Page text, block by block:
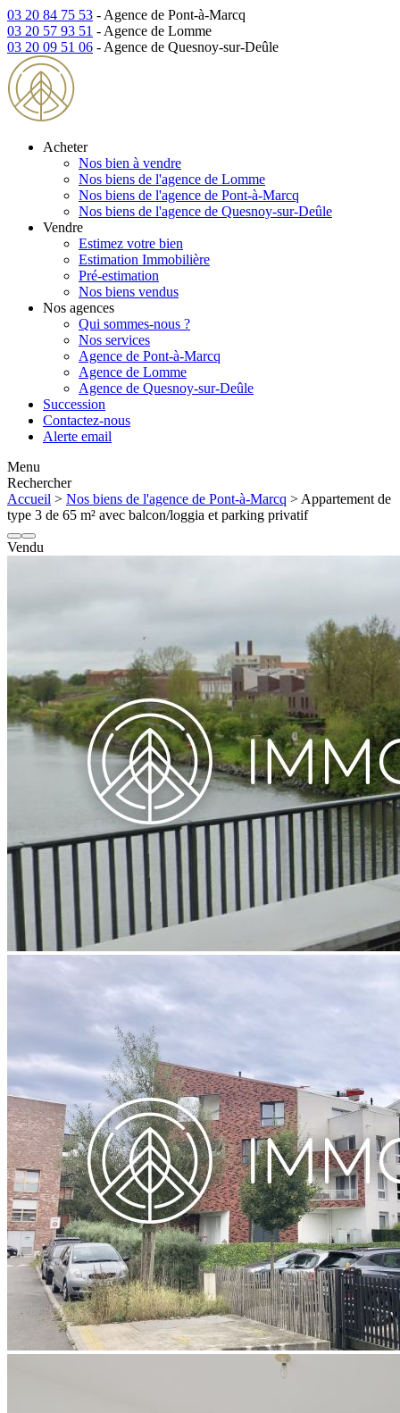
03 20 84 75 53 - Agence de Pont-à-Marcq
03 20 57 93 51 - Agence de Lomme
03 20 09 51 06 - Agence de Quesnoy-sur-Deûle
Acheter
Nos bien à vendre
Nos biens de l'agence de Lomme
Nos biens de l'agence de Pont-à-Marcq
Nos biens de l'agence de Quesnoy-sur-Deûle
Vendre
Estimez votre bien
Estimation Immobilière
Pré-estimation
Nos biens vendus
Nos agences
Qui sommes-nous ?
Nos services
Agence de Pont-à-Marcq
Agence de Lomme
Agence de Quesnoy-sur-Deûle
Succession
Contactez-nous
Alerte email
Menu
Rechercher
Accueil > Nos biens de l'agence de Pont-à-Marcq > Appartement de
type 3 de 65 m² avec balcon/loggia et parking privatif
Vendu